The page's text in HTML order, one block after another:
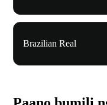
Brazilian Real